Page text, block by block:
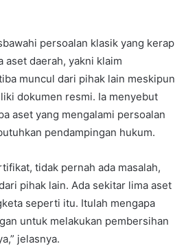
persoalan klasik yang kerap
aset daerah, yakni klaim
muncul dari pihak lain meskipun
dokumen resmi. Ia menyebut
aset yang mengalami persoalan
pendampingan hukum.
tidak pernah ada masalah,
pihak lain. Ada sekitar lima aset
seperti itu. Itulah mengapa
untuk melakukan pembersihan
jelasnya.